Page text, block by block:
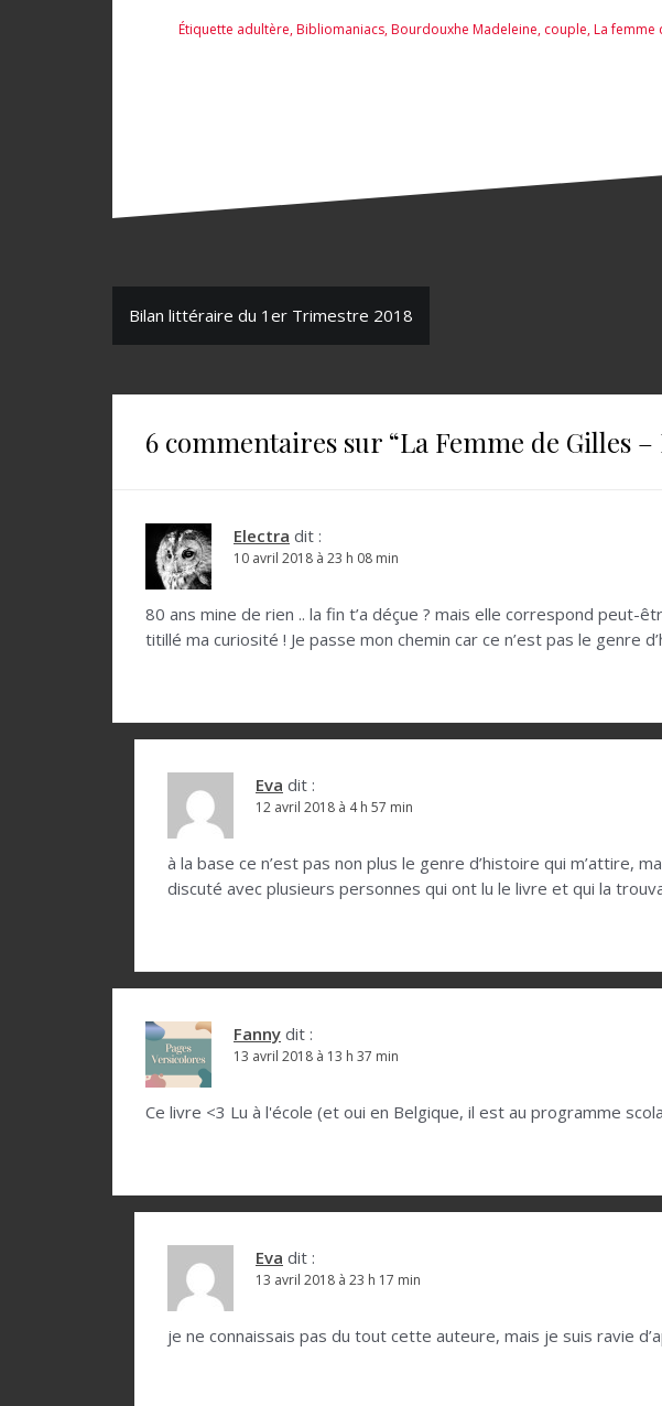
Étiquette adultère,Bibliomaniacs,Bourdouxhe Madeleine, couple,La femme
N
v
e
c
Bilan littéraire du 1er Trimestre 2018
6 commentaires sur “La Femme de Gilles
Electra dit :
10 avril 2018 à 23 h 08 min
80 ans mine de rien .. la fin t’a déçue ? mais elle correspond peut-
titillé ma curiosité ! Je passe mon chemin car ce n’est pas le genre
Eva dit :
12 avril 2018 à 4 h 57 min
à la base ce n’est pas non plus le genre d’histoire qui m’attire,
discuté avec plusieurs personnes qui ont lu le livre et qui la
Fanny dit :
13 avril 2018 à 13 h 37 min
Ce livre <3 Lu à l'école (et oui en Belgique, il est au programme
Eva dit :
13 avril 2018 à 23 h 17 min
je ne connaissais pas du tout cette auteure, mais je suis ravie